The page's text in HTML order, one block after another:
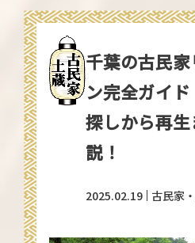
千葉の古民
ン完全ガイ
探しから再
説！
2025.02.19 古民家